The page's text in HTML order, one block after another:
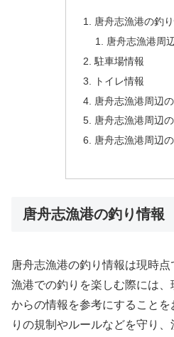
唐舟志漁港の釣
唐舟志漁港周
駐車場情報
トイレ情報
唐舟志漁港周辺
唐舟志漁港周辺
唐舟志漁港周辺
唐舟志漁港の釣り情報
唐舟志漁港の釣り情報は現時点
漁港での釣りを楽しむ際には、
からの情報を参考にすること
りの規制やルールなどを守り